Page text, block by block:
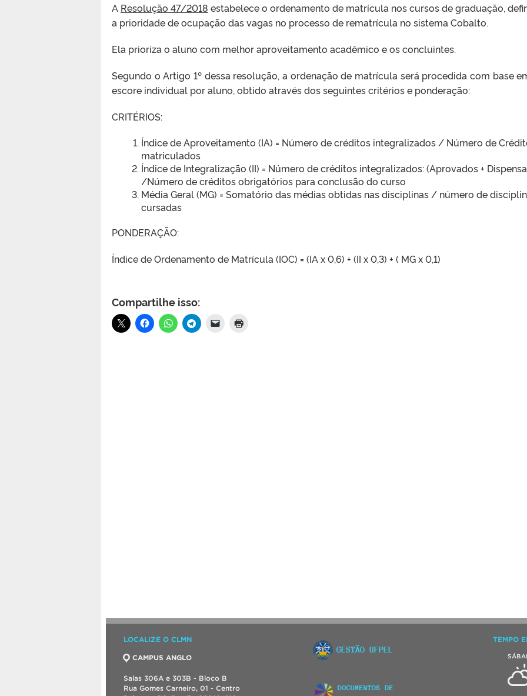
A Resolução 47/2018 estabelece o ordenamento de matrícula nos cursos de graduação,
a prioridade de ocupação das vagas no processo de rematrícula no sistema Cobalto.
Ela prioriza o aluno com melhor aproveitamento acadêmico e os concluintes.
Segundo o Artigo 1º dessa resolução, a ordenação de matrícula será procedida com base
escore individual por aluno, obtido através dos seguintes critérios e ponderação:
CRITÉRIOS:
Índice de Aproveitamento (IA) = Número de créditos integralizados / Número de
matriculados
Índice de Integralização (II) = Número de créditos integralizados: (Aprovados +
/Número de créditos obrigatórios para conclusão do curso
Média Geral (MG) = Somatório das médias obtidas nas disciplinas / número de
cursadas
PONDERAÇÃO:
Índice de Ordenamento de Matrícula (IOC) = (IA x 0,6) + (II x 0,3) + ( MG x 0,1)
Compartilhe isso:
LOCALIZE O CLMN
CAMPUS ANGLO
Salas 306A e 303B - Bloco B
Rua Gomes Carneiro, 01 - Centro
TEMPO